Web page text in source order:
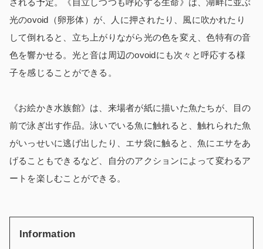
光のovoid（卵形体）が、人に押されたり、風に吹かれたり
して倒れると、立ち上がりながら光の色を変え、色特有の音
色を響かせる。光と音は周辺のovoidにも次々と呼応する様
子を感じることができる。
《お絵かき水族館》は、来場者が紙に描いた魚たちが、目の
前で泳ぎ出す作品。泳いでいる魚に触れると、触れられた魚
がいっせいに逃げ出したり、エサ袋に触ると、魚にエサをあ
げることもできるなど、自分のアクションによって変わるア
ートを楽しむことができる。
Information